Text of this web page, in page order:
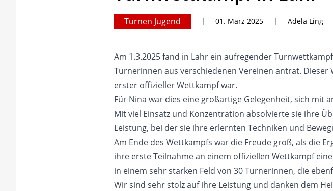
Turnen Jugend | 01. März 2025 | Adela Ling
Am 1.3.2025 fand in Lahr ein aufregender
Turnerinnen aus verschiedenen Vereinen antrat.
erster offizieller Wettkampf war.
Für Nina war dies eine großartige Gelegenheit, sich mit
Mit viel Einsatz und Konzentration absolvierte sie ihre
Leistung, bei der sie ihre erlernten Techniken und
Am Ende des Wettkampfs war die Freude groß, als die
ihre erste Teilnahme an einem offiziellen Wettkampf
in einem sehr starken Feld von 30 Turnerinnen, die
Wir sind sehr stolz auf ihre Leistung und danken dem